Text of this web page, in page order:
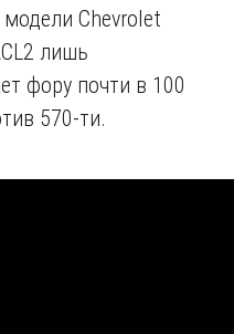
Chevrolet
лишь
фору почти в 100
570-ти.